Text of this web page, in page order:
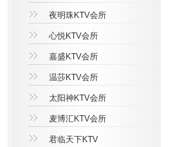
夜明珠KTV会所
心悦KTV会所
嘉盛KTV会所
温莎KTV会所
太阳神KTV会所
麦博汇KTV会所
君临天下KTV